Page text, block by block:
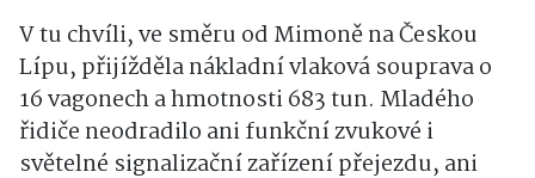
V tu chvíli, ve směru od Mimoně na Českou
Lípu, přijížděla nákladní vlaková souprava o
16 vagonech a hmotnosti 683 tun. Mladého
řidiče neodradilo ani funkční zvukové i
světelné signalizační zařízení přejezdu, ani